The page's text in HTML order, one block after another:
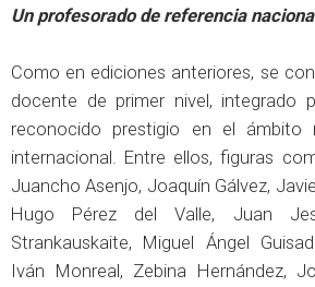
Un profesorado de referencia
Como en ediciones anteriores, se
docente de primer nivel, integrado
reconocido prestigio en el ámbito
internacional. Entre ellos, figuras
Juancho Asenjo, Joaquín Gálvez,
Hugo Pérez del Valle, Juan
Strankauskaite, Miguel Ángel
Iván Monreal, Zebina Hernández,